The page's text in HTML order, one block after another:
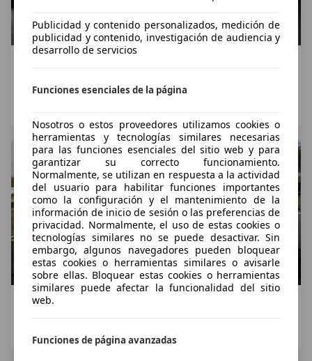
Publicidad y contenido personalizados, medición de
publicidad y contenido, investigación de audiencia y
desarrollo de servicios
Funciones esenciales de la página
Nosotros o estos proveedores utilizamos cookies o
herramientas y tecnologías similares necesarias
para las funciones esenciales del sitio web y para
garantizar su correcto funcionamiento.
Normalmente, se utilizan en respuesta a la actividad
del usuario para habilitar funciones importantes
como la configuración y el mantenimiento de la
información de inicio de sesión o las preferencias de
privacidad. Normalmente, el uso de estas cookies o
tecnologías similares no se puede desactivar. Sin
embargo, algunos navegadores pueden bloquear
estas cookies o herramientas similares o avisarle
sobre ellas. Bloquear estas cookies o herramientas
similares puede afectar la funcionalidad del sitio
web.
Funciones de página avanzadas
otro nivel
Denza Z 2026: así es el deportivo eléctrico chino
Ignacio Crocicchia 04/08/2026 · 6 minutos de lectura